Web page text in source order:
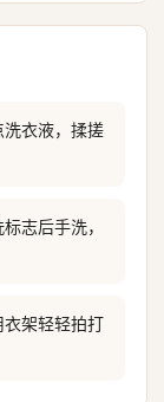
衣液，揉搓
志后手洗，
架轻轻拍打